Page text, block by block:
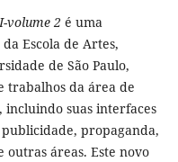
volume 2 é uma
Escola de Artes,
de São Paulo,
trabalhos da área de
suas interfaces
propaganda,
outras áreas. Este novo